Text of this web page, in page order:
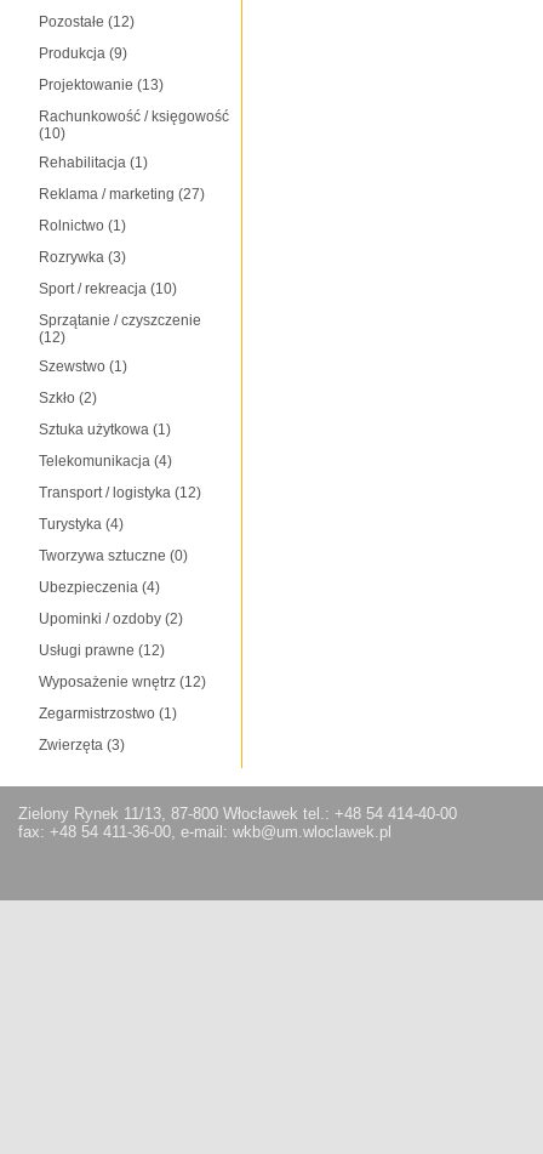
Pozostałe (12)
Produkcja (9)
Projektowanie (13)
Rachunkowość / księgowość
(10)
Rehabilitacja (1)
Reklama / marketing (27)
Rolnictwo (1)
Rozrywka (3)
Sport / rekreacja (10)
Sprzątanie / czyszczenie
(12)
Szewstwo (1)
Szkło (2)
Sztuka użytkowa (1)
Telekomunikacja (4)
Transport / logistyka (12)
Turystyka (4)
Tworzywa sztuczne (0)
Ubezpieczenia (4)
Upominki / ozdoby (2)
Usługi prawne (12)
Wyposażenie wnętrz (12)
Zegarmistrzostwo (1)
Zwierzęta (3)
Zielony Rynek 11/13, 87-800 Włocławek tel.: +48 54 414-40-00
fax: +48 54 411-36-00, e-mail: wkb@um.wloclawek.pl